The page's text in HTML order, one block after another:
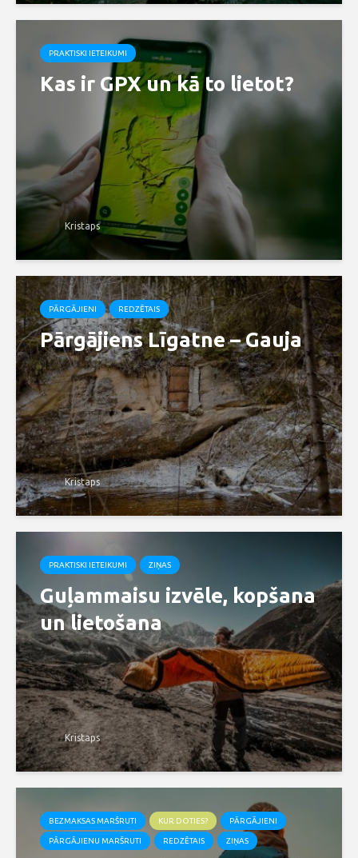
PRAKTISKI IETEIKUMI
Kas ir GPX un kā to lietot?
Kristaps
PĀRGĀJIENI REDZĒTAIS
Pārgājiens Līgatne – Gauja
Kristaps
PRAKTISKI IETEIKUMI ZIŅAS
Guļammaisu izvēle, kopšana
un lietošana
Kristaps
BEZMAKSAS MARŠRUTI KUR DOTIES? PĀRGĀJIENI
PĀRGĀJIENU MARŠRUTI REDZĒTAIS ZIŅAS